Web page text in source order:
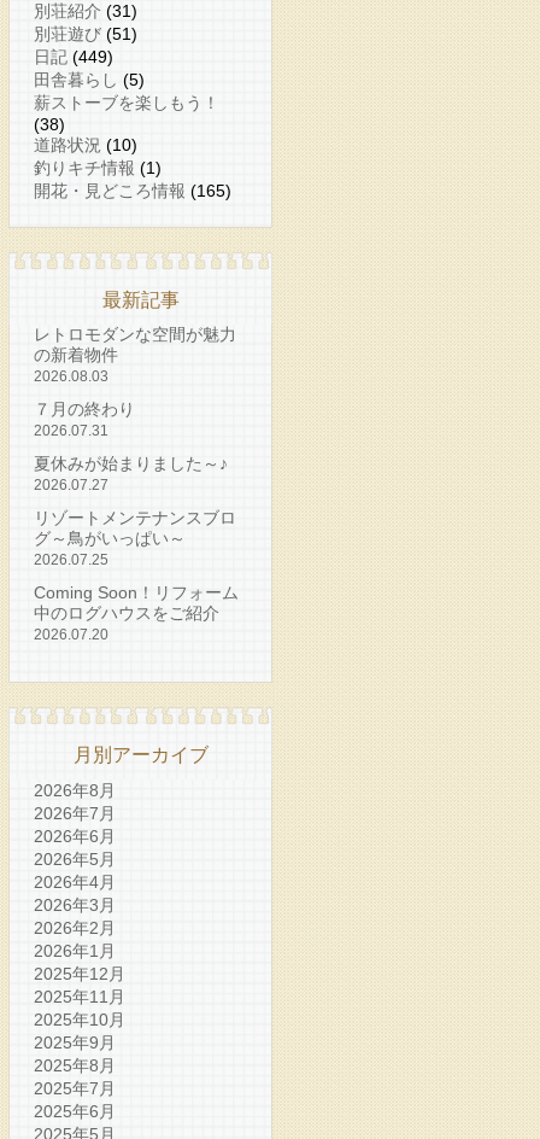
別荘紹介 (31)
別荘遊び (51)
日記 (449)
田舎暮らし (5)
薪ストーブを楽しもう！
(38)
道路状況 (10)
釣りキチ情報 (1)
開花・見どころ情報 (165)
最新記事
レトロモダンな空間が魅力
の新着物件
2026.08.03
７月の終わり
2026.07.31
夏休みが始まりました～♪
2026.07.27
リゾートメンテナンスブロ
グ～鳥がいっぱい～
2026.07.25
Coming Soon！リフォーム
中のログハウスをご紹介
2026.07.20
月別アーカイブ
2026年8月
2026年7月
2026年6月
2026年5月
2026年4月
2026年3月
2026年2月
2026年1月
2025年12月
2025年11月
2025年10月
2025年9月
2025年8月
2025年7月
2025年6月
2025年5月